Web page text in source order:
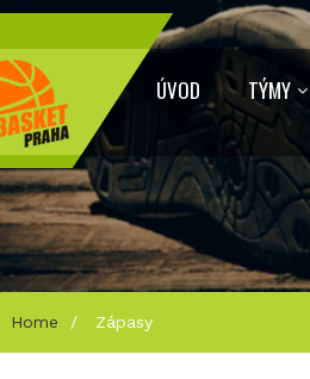
ÚVOD TÝMY
Home / Zápasy